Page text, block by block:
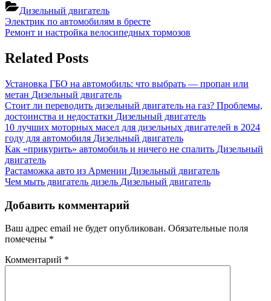
Дизельный двигатель
Навигация
по
записям
Previous
Post:
Электрик по автомобилям в бресте
Next
Ремонт и настройка велосипедных тормозов
Related Posts
Установка ГБО на автомобиль: что выбрать — пропан или
метан Дизельный двигатель
Стоит ли переводить дизельный двигатель на газ? Проблемы,
достоинства и недостатки Дизельный двигатель
10 лучших моторных масел для дизельных двигателей в 2024
году для автомобиля Дизельный двигатель
Как «прикурить» автомобиль и ничего не спалить Дизельный
двигатель
Растаможка авто из Армении Дизельный двигатель
Чем мыть двигатель дизель Дизельный двигатель
Добавить комментарий
Ваш адрес email не будет опубликован. Обязательные поля
помечены *
Комментарий *